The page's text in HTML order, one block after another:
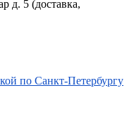
д. 5 (доставка,
по Санкт-Петербургу